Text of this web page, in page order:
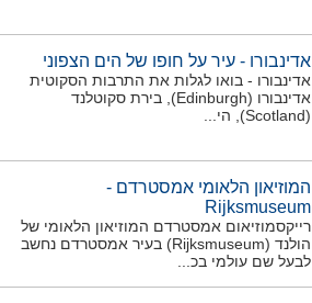
אדינבורו - עיר על חופו של הים הצפוני
אדינבורו - בואו לגלות את התרבות הסקוטית
אדינבורו (Edinburgh), בירת סקוטלנד
(Scotland), הי...
המוזיאון הלאומי אמסטרדם -
Rijksmuseum
רייקסמוזיאום אמסטרדם המוזיאון הלאומי של
הולנד (Rijksmuseum) בעיר אמסטרדם נחשב
לבעל שם עולמי בכ...